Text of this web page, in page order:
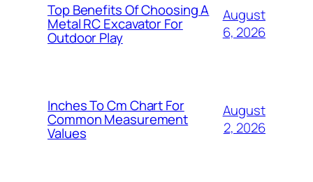
Top Benefits Of Choosing A
Metal RC Excavator For
Outdoor Play
August
6, 2026
Inches To Cm Chart For
Common Measurement
Values
August
2, 2026